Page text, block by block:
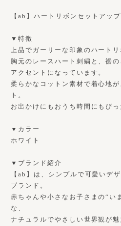
【ab】ハートリボンセットアッ
▼特徴
上品でガーリーな印象のハートリ
胸元のレースハート刺繍と、裾
アクセントになっています。
柔らかなコットン素材で着心地
ト。
お出かけにもおうち時間にもぴ
▼カラー
ホワイト
▼ブランド紹介
【ab】は、シンプルで可愛いデ
ブランド。
赤ちゃんや小さなお子さまの“い
な、
ナチュラルでやさしい世界観が魅